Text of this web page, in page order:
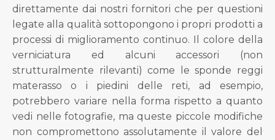
direttamente dai nostri fornitori che per questioni
legate alla qualità sottopongono i propri prodotti a
processi di miglioramento continuo. Il colore della
verniciatura ed alcuni accessori (non
strutturalmente rilevanti) come le sponde reggi
materasso o i piedini delle reti, ad esempio,
potrebbero variare nella forma rispetto a quanto
vedi nelle fotografie, ma queste piccole modifiche
non compromettono assolutamente il valore del